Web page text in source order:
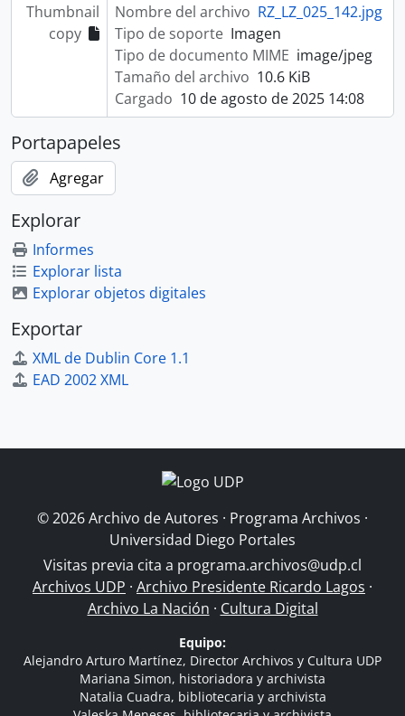
Thumbnail
copy
Nombre del archivo RZ_LZ_025_142.jpg
Tipo de soporte Imagen
Tipo de documento MIME image/jpeg
Tamaño del archivo 10.6 KiB
Cargado 10 de agosto de 2025 14:08
Portapapeles
Agregar
Explorar
Informes
Explorar lista
Explorar objetos digitales
Exportar
XML de Dublin Core 1.1
EAD 2002 XML
© 2026 Archivo de Autores · Programa Archivos ·
Universidad Diego Portales
Visitas previa cita a programa.archivos@udp.cl
Archivos UDP · Archivo Presidente Ricardo Lagos ·
Archivo La Nación · Cultura Digital
Equipo:
Alejandro Arturo Martínez, Director Archivos y Cultura UDP
Mariana Simon, historiadora y archivista
Natalia Cuadra, bibliotecaria y archivista